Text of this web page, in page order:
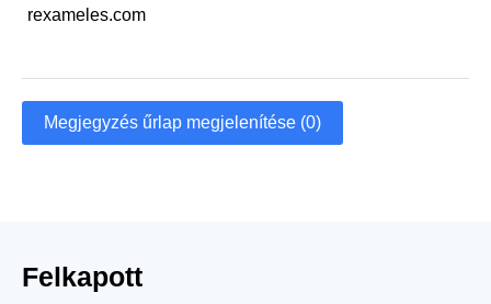
rexameles.com
Megjegyzés űrlap megjelenítése (0)
Felkapott